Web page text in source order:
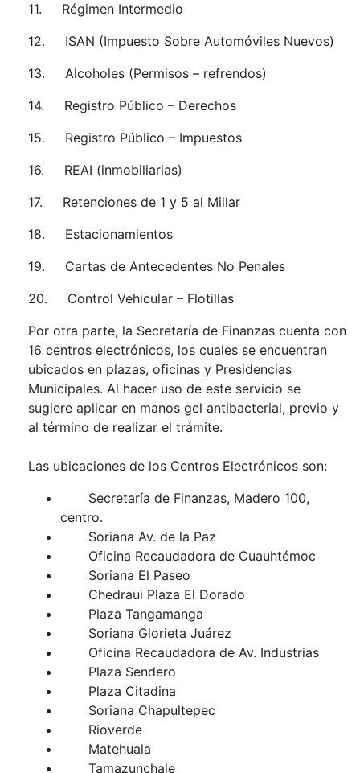
11. Régimen Intermedio
12. ISAN (Impuesto Sobre Automóviles Nuevos)
13. Alcoholes (Permisos – refrendos)
14. Registro Público – Derechos
15. Registro Público – Impuestos
16. REAI (inmobiliarias)
17. Retenciones de 1 y 5 al Millar
18. Estacionamientos
19. Cartas de Antecedentes No Penales
20. Control Vehicular – Flotillas
Por otra parte, la Secretaría de Finanzas cuenta con
16 centros electrónicos, los cuales se encuentran
ubicados en plazas, oficinas y Presidencias
Municipales. Al hacer uso de este servicio se
sugiere aplicar en manos gel antibacterial, previo y
al término de realizar el trámite.
Las ubicaciones de los Centros Electrónicos son:
Secretaría de Finanzas, Madero 100,
centro.
Soriana Av. de la Paz
Oficina Recaudadora de Cuauhtémoc
Soriana El Paseo
Chedraui Plaza El Dorado
Plaza Tangamanga
Soriana Glorieta Juárez
Oficina Recaudadora de Av. Industrias
Plaza Sendero
Plaza Citadina
Soriana Chapultepec
Rioverde
Matehuala
Tamazunchale